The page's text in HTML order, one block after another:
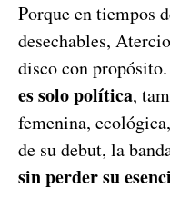
Porque en tiempos
desechables,
disco con
es solo política,
femenina,
de su debut, la
sin perder su